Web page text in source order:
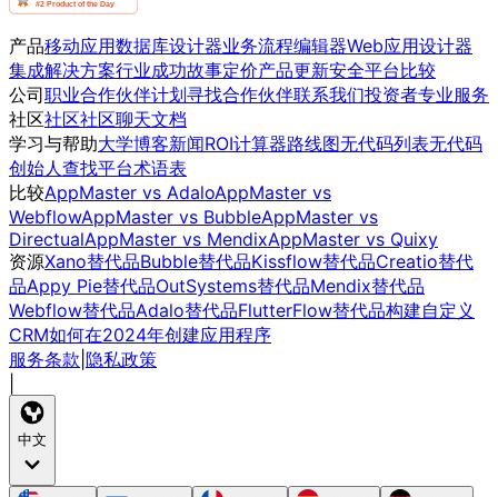
产品移动应用数据库设计器业务流程编辑器Web应用设计器
集成解决方案行业成功故事定价产品更新安全平台比较
公司职业合作伙伴计划寻找合作伙伴联系我们投资者专业服务
社区社区社区聊天文档
学习与帮助大学博客新闻ROI计算器路线图无代码列表无代码
创始人查找平台术语表
比较AppMaster vs AdaloAppMaster vs
WebflowAppMaster vs BubbleAppMaster vs
DirectualAppMaster vs MendixAppMaster vs Quixy
资源Xano替代品Bubble替代品Kissflow替代品Creatio替代
品Appy Pie替代品OutSystems替代品Mendix替代品
Webflow替代品Adalo替代品FlutterFlow替代品构建自定义
CRM如何在2024年创建应用程序
服务条款 隐私政策
中文